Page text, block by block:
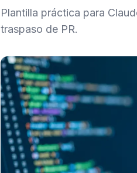
Plantilla práctica para
traspaso de PR.